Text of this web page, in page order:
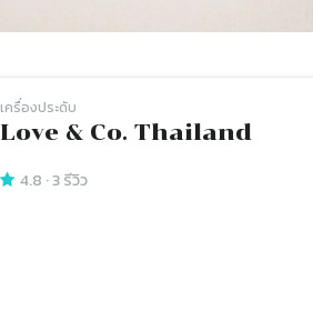
เครื่องประดับ
Love & Co. Thailand
4.8 ·3รีวิว